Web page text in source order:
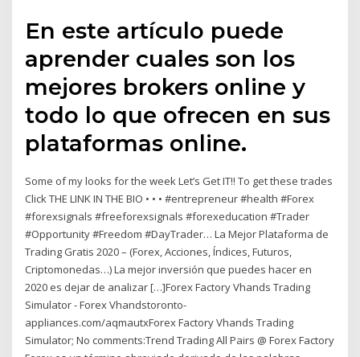
En este artículo puede
aprender cuales son los
mejores brokers online y
todo lo que ofrecen en sus
plataformas online.
Some of my looks for the week Let’s Get IT!! To get these trades
Click THE LINK IN THE BIO • • • #entrepreneur #health #Forex
#forexsignals #freeforexsignals #forexeducation #Trader
#Opportunity #Freedom #DayTrader… La Mejor Plataforma de
Trading Gratis 2020 – (Forex, Acciones, Índices, Futuros,
Criptomonedas…) La mejor inversión que puedes hacer en
2020 es dejar de analizar […]Forex Factory Vhands Trading
Simulator - Forex Vhandstoronto-
appliances.com/aqmautxForex Factory Vhands Trading
Simulator; No comments:Trend Trading All Pairs @ Forex Factory